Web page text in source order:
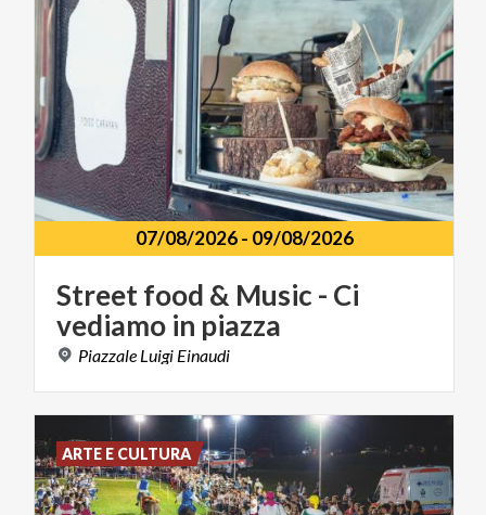
07/08/2026- 09/08/2026
Streetfood & Music - Ci
vediamo in piazza
Piazzale Luigi Einaudi
ARTE E CULTURA